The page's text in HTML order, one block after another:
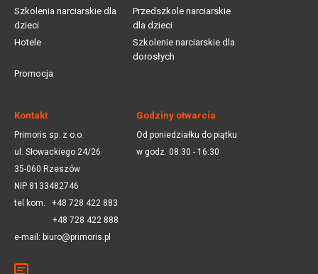
Szkolenia narciarskie dla
dzieci
Przedszkole narciarskie
dla dzieci
Hotele
Szkolenie narciarskie dla
dorosłych
Promocja
Kontakt
Primoris sp. z o.o.
ul. Słowackiego 24/26
35-060 Rzeszów
NIP 8133482746
tel kom. +48 728 422 883
+48 728 422 888
e-mail: biuro@primoris.pl
Godziny otwarcia
Od poniedziałku do piątku
w godz. 08:30 - 16:30